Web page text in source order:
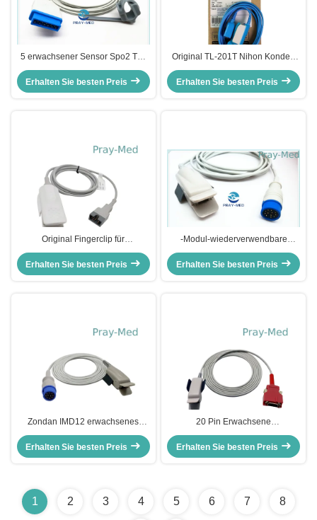
5 erwachsener Sensor Spo2 TS-
F4-GE Datex Ohmeda Material
Pin S/Peidatric 11 medizinisches
TPU
Erhalten Sie besten Preis
Original TL-201T Nihon Konden
P225F Erwachsener Finger Clip
SpO2 Sensor TPU Blau
Erhalten Sie besten Preis
Original Fingerclip für
Erwachsene Mindray 512F Spo2
Sensor 512F-30-28263
Erhalten Sie besten Preis
-Modul-wiederverwendbare
Sensoren Spo2 für erwachsenes
Finger-Klipp 7 Pin-
Verbindungsstück
Erhalten Sie besten Preis
Zondan IMD12 erwachsenes
Sensor-Weiche 3m des Finger-
Clip-Spo2 ringsum Pin 12
Erhalten Sie besten Preis
20 Pin Erwachsene
wiederverwendbare Spo2
Sensoren für Radikale 7 / 8
Regenbogen Maschine
Erhalten Sie besten Preis
1 2 3 4 5 6 7 8